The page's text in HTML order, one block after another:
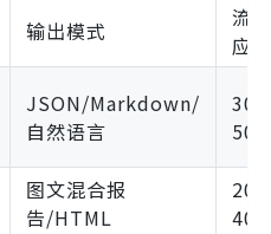
输出模式
流
应
JSON/Markdown/
自然语言
图文混合报
告/HTML